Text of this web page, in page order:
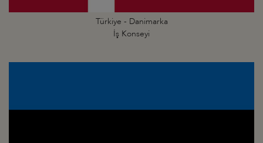
Türkiye - Danimarka
İş Konseyi